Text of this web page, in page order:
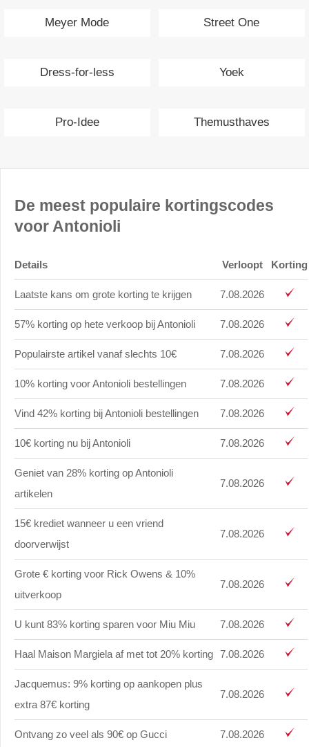
Meyer Mode Street One
Dress-for-less Yoek
Pro-Idee Themusthaves
De meest populaire kortingscodes
voor Antonioli
Details Verloopt Korting
Laatste kans om grote korting te krijgen 7.08.2026
57% korting op hete verkoop bij Antonioli 7.08.2026
Populairste artikel vanaf slechts 10€ 7.08.2026
10% korting voor Antonioli bestellingen 7.08.2026
Vind 42% korting bij Antonioli bestellingen 7.08.2026
10€ korting nu bij Antonioli 7.08.2026
Geniet van 28% korting op Antonioli
artikelen
7.08.2026
15€ krediet wanneer u een vriend
doorverwijst
7.08.2026
Grote € korting voor Rick Owens & 10%
uitverkoop
7.08.2026
U kunt 83% korting sparen voor Miu Miu 7.08.2026
Haal Maison Margiela af met tot 20% korting 7.08.2026
Jacquemus: 9% korting op aankopen plus
extra 87€ korting
7.08.2026
Ontvang zo veel als 90€ op Gucci 7.08.2026